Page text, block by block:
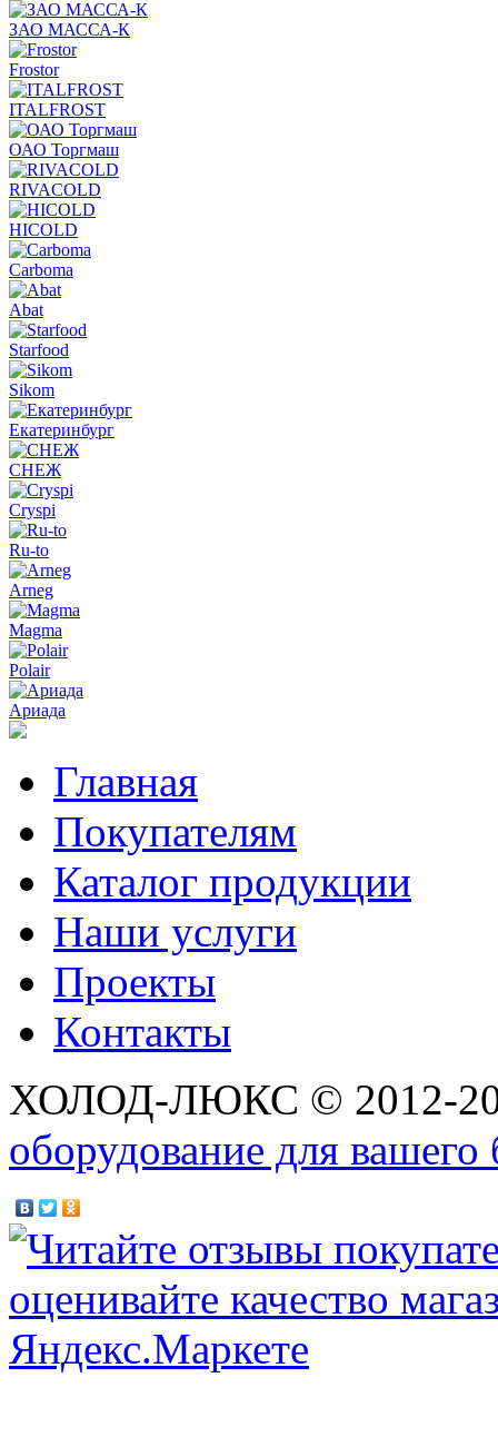
ЗАО МАССА-К
Frostor
ITALFROST
ОАО Торгмаш
RIVACOLD
HICOLD
Carboma
Abat
Starfood
Sikom
Екатеринбург
СНЕЖ
Cryspi
Ru-to
Arneg
Magma
Polair
Ариада
Главная
Покупателям
Каталог продукции
Наши услуги
Проекты
Контакты
ХОЛОД-ЛЮКС © 2012-
оборудование для вашего